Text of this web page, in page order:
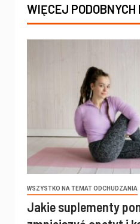
WIĘCEJ
WSZYSTKO NA TEMAT ODCHUDZANIA
Jakie suplementy